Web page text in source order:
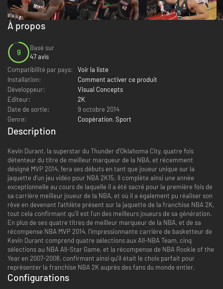
À propos
9
Basé sur
47 avis
Compatibilité par pays:
Voir la liste
Installation:
Comment activer ce produit
Développeur:
Visual Concepts
Editeur:
2K
Date de sortie:
9 octobre 2014
Genre:
Coopération, Sport
Description
Kevin Durant, la superstar du Thunder d’Oklahoma City, quatre fois
détenteur du titre de meilleur marqueur de la NBA, et récemment
désigné MVP 2014, fera ses débuts en tant que joueur unique sur la
jaquette d’un jeu vidéo pour NBA 2K15. Il complète ainsi une année
exceptionnelle au cours de laquelle il a été sacré pour la première fois de
sa carrière meilleur joueur de la NBA, et où il a également pu réaliser son
rêve en devenant l’athlète présent sur la jaquette de la franchise NBA 2K,
tout cela confirmant qu’il est l’un des meilleurs joueurs de sa génération.
En plus de ses quatre titres de meilleur marqueur de la NBA, et de sa
récompense NBA MVP 2014, l’impressionnante carrière de basketteur de
Kevin Durant comprend quatre sélections aux All-NBA Team, cinq
sélections au NBA All-Star Game, et la récompense de NBA Rookie of the
Year en 2007-2008, confirmant ainsi qu’il était le choix parfait pour
représenter la franchise NBA 2K auprès des fans du monde entier.
Configurations